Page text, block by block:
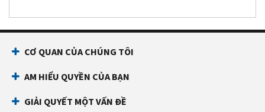
CƠ QUAN CỦA CHÚNG TÔI
AM HIỂU QUYỀN CỦA BẠN
GIẢI QUYẾT MỘT VẤN ĐỀ